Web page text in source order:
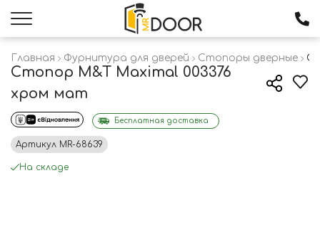
Главная Фурнитура для дверей Стопоры дверные
Стопор M&T Maximal 003376
хром мат
Бесплатная доставка
Артикул MR-68639
На складе